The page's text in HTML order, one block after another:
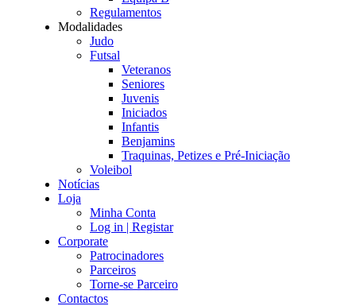
Regulamentos
Modalidades
Judo
Futsal
Veteranos
Seniores
Juvenis
Iniciados
Infantis
Benjamins
Traquinas, Petizes e Pré-Iniciação
Voleibol
Notícias
Loja
Minha Conta
Log in | Registar
Corporate
Patrocinadores
Parceiros
Torne-se Parceiro
Contactos